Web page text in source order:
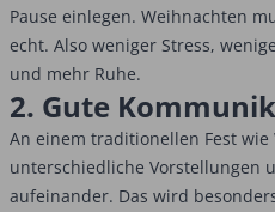
Pause einlegen. Weihnachten
echt. Also weniger Stress,
und mehr Ruhe.
2. Gute
An einem traditionellen Fest
unterschiedliche Vorstellungen
aufeinander. Das wird